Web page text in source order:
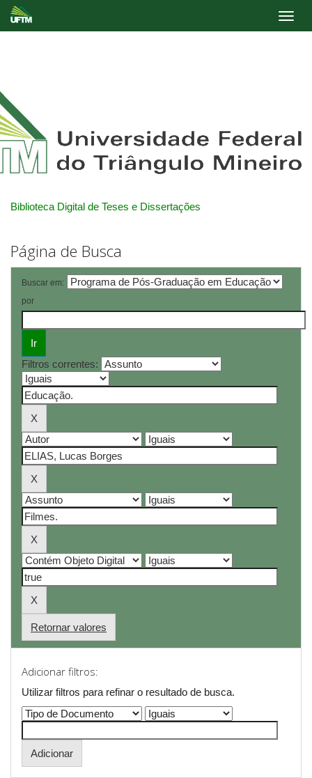
Biblioteca Digital de Teses e Dissertações
Página de Busca
Buscar em:
por
Filtros correntes:
Retornar valores
Adicionar filtros:
Utilizar filtros para refinar o resultado de busca.